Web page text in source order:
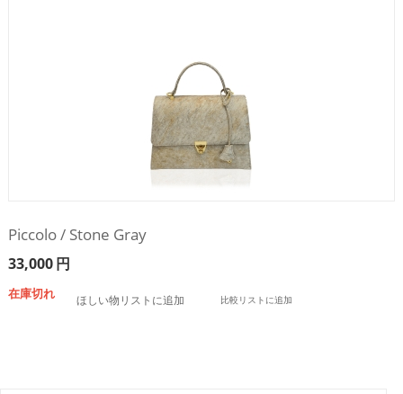
Piccolo / Stone Gray
33,000円
在庫切れ ほしい物リストに追加 比較リストに追加